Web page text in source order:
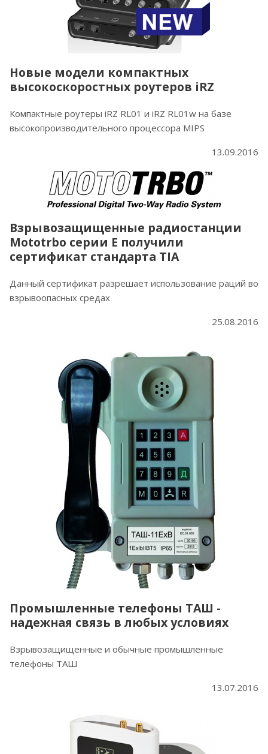
Новые модели компактных
высокоскоростных роутеров iRZ
Компактные роутеры iRZ RL01 и iRZ RL01w на базе
высокопроизводительного процессора MIPS
13.09.2016
Взрывозащищенные радиостанции
Mototrbo серии Е получили
сертификат стандарта TIA
Данный сертификат разрешает использование раций во
взрывоопасных средах
25.08.2016
Промышленные телефоны ТАШ -
надежная связь в любых условиях
Взрывозащищенные и обычные промышленные
телефоны ТАШ
13.07.2016